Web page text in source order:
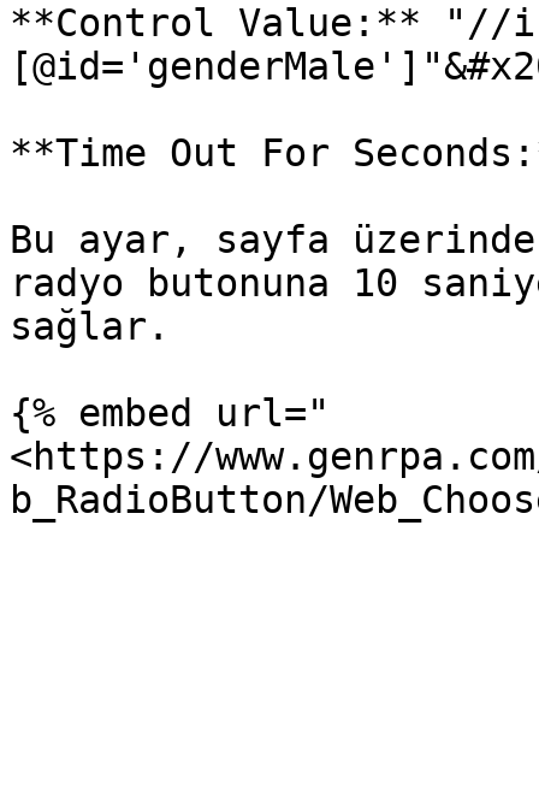
**Control Value:** "//
**Time Out For
Bu ayar, sayfa
radyo butonuna 10
sağlar.
{% embed url="
<https://